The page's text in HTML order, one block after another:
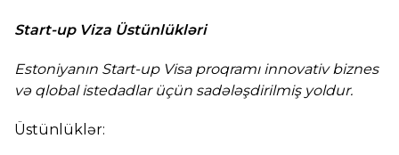
Start-up Viza Üstünlükləri
Estoniyanın Start-up Visa proqramı innovativ biznes
və qlobal istedadlar üçün sadələşdirilmiş yoldur.
Üstünlüklər: